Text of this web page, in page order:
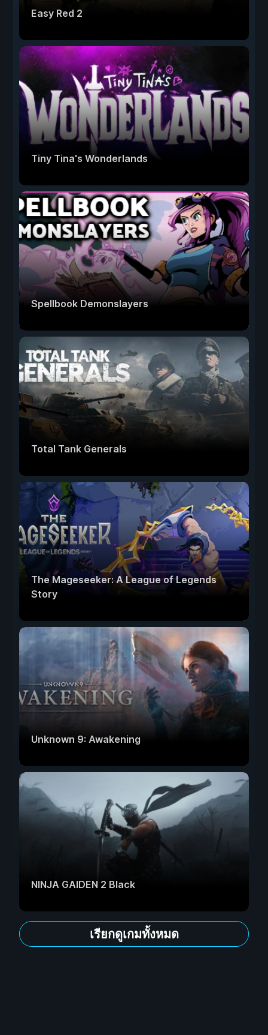
Easy Red 2
Tiny Tina's Wonderlands
Spellbook Demonslayers
Total Tank Generals
The Mageseeker: A League of Legends
Story
Unknown 9: Awakening
NINJA GAIDEN 2 Black
เรียกดูเกมทั้งหมด